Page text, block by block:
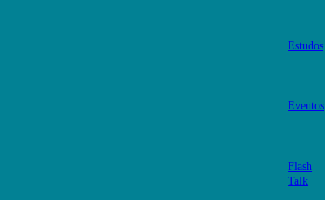
Estudos
Eventos
Flash
Talk